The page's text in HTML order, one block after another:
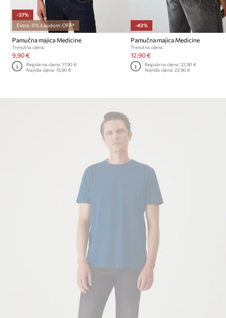
-37%
Extra -5% s kodom: OFF*
Pamučna majica Medicine
Trenutna cijena:
9,90 €
Regularna cijena:17,90 €
Najniža cijena:15,90 €
-43%
Pamučna majica Medicine
Trenutna cijena:
12,90 €
Regularna cijena: 22,90 €
Najniža cijena: 22,90 €